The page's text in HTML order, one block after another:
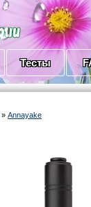
Тесты
» Annayake